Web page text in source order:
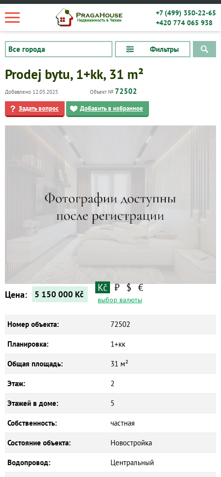
+7 (499) 350-22-65
+420 774 065 938
Фильтры
Квартиры
Prodej bytu, 1+kk, 31 m²
Добавлено 12.05.2025 Объект № 72502
Задать вопрос Добавить в избранное
Цена: 5 150 000 Kč
Kč ₽ $ €
выбор валюты
Номер объекта: 72502
Планировка: 1+кк
Общая площадь: 31 м²
Этаж: 2
Этажей в доме: 5
Собственность: частная
Состояние объекта: Новостройка
Водопровод: Центральный